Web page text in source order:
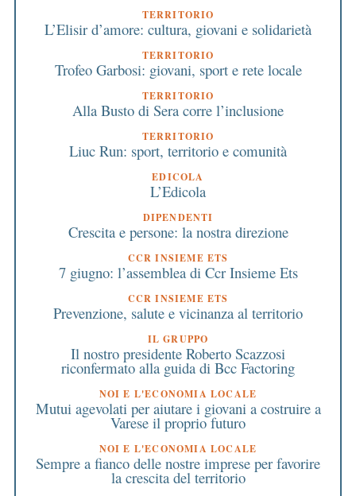
TERRITORIO
L’Elisir d’amore: cultura, giovani e solidarietà
TERRITORIO
Trofeo Garbosi: giovani, sport e rete locale
TERRITORIO
Alla Busto di Sera corre l’inclusione
TERRITORIO
Liuc Run: sport, territorio e comunità
EDICOLA
L’Edicola
DIPENDENTI
Crescita e persone: la nostra direzione
CCR INSIEME ETS
7 giugno: l’assemblea di Ccr Insieme Ets
CCR INSIEME ETS
Prevenzione, salute e vicinanza al territorio
IL GRUPPO
Il nostro presidente Roberto Scazzosi
riconfermato alla guida di Bcc Factoring
NOI E L'ECONOMIA LOCALE
Mutui agevolati per aiutare i giovani a costruire a
Varese il proprio futuro
NOI E L'ECONOMIA LOCALE
Sempre a fianco delle nostre imprese per favorire
la crescita del territorio